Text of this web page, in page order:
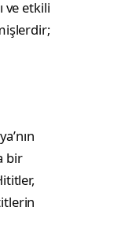
ve etkili
bir